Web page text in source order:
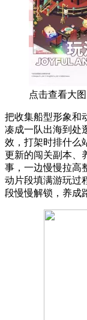
点击查看大图
把收集船型形象和
凑成一队出海到处
效，打架时排什么
更新的闯关副本、
事，一边慢慢拉高
动片段填满游玩过